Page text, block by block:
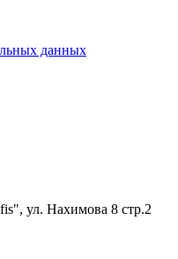
данных
ул. Нахимова 8 стр.2